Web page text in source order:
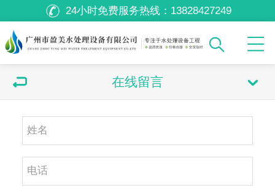
24小时免费服务热线： 13828427249
在线留言